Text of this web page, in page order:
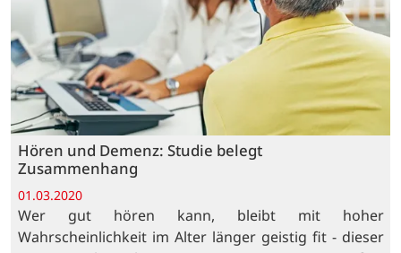
Hören und Demenz: Studie belegt
Zusammenhang
01.03.2020
Wer gut hören kann, bleibt mit hoher
Wahrscheinlichkeit im Alter länger geistig fit - dieser